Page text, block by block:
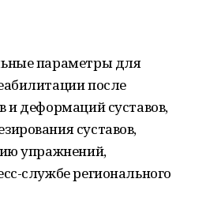
параметры для
после
и деформаций суставов,
суставов,
упражнений,
службе регионального